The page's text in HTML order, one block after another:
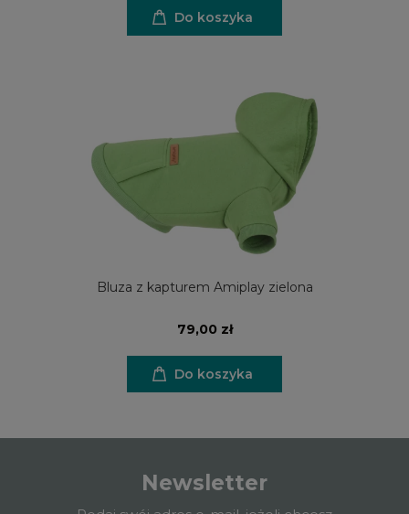
Do koszyka
Bluza z kapturem Amiplay zielona
79,00 zł
Do koszyka
Newsletter